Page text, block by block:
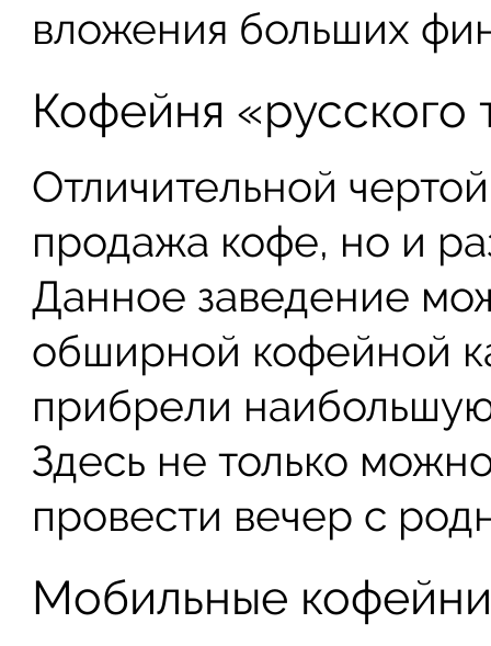
вложения больших
Кофейня «русского
Отличительной
продажа кофе, но и
Данное заведение
обширной кофейной
прибрели
Здесь не только
провести вечер с
Мобильные